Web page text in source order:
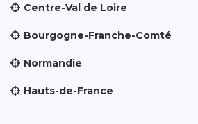
Centre-Val de Loire
Bourgogne-Franche-Comté
Normandie
Hauts-de-France